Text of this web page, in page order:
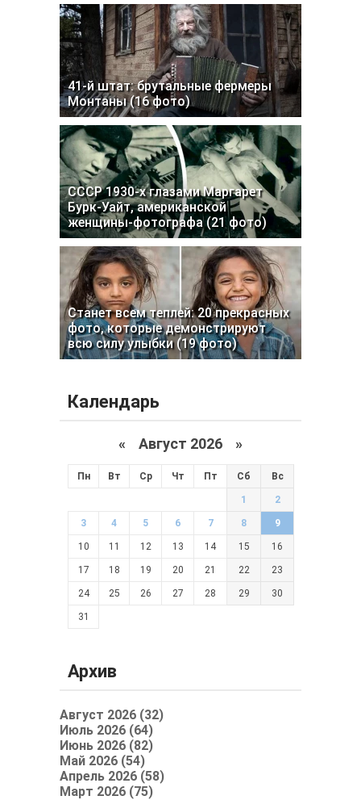
41-й штат: брутальные фермеры
Монтаны (16 фото)
СССР 1930-х глазами Маргарет
Бурк-Уайт, американской
женщины-фотографа (21 фото)
Станет всем теплей: 20 прекрасных
фото, которые демонстрируют
всю силу улыбки (19 фото)
Календарь
« Август 2026 »
Пн Вт Ср Чт Пт Сб Вс
1 2
3 4 5 6 7 8 9
10 11 12 13 14 15 16
17 18 19 20 21 22 23
24 25 26 27 28 29 30
31
Архив
Август 2026 (32)
Июль 2026 (64)
Июнь 2026 (82)
Май 2026 (54)
Апрель 2026 (58)
Март 2026 (75)